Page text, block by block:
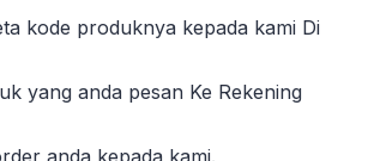
kode produknya kepada kami Di
yang anda pesan Ke Rekening
anda kepada kami.